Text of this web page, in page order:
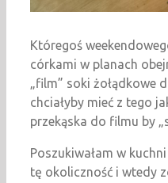
Któregoś
córkami w planach
„film” soki żołądkowe
chciałyby mieć z tego
przekąska do filmu by
Poszukiwałam w
tę okoliczność i wtedy